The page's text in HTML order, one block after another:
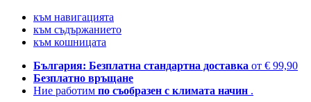
към навигацията
към съдържанието
към кошницата
България: Безплатна стандартна доставка от € 99,90
Безплатно връщане
Ние работим по съобразен с климата начин .